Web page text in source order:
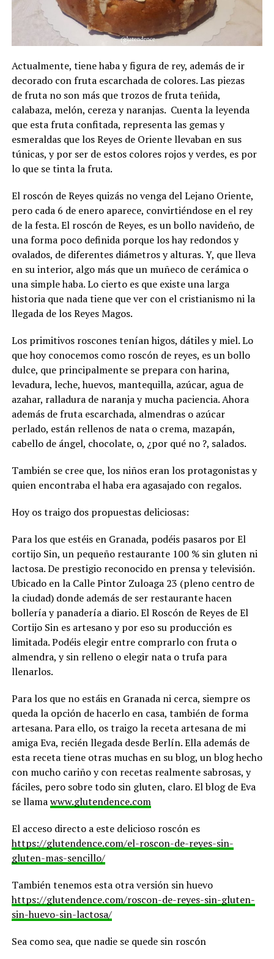
Actualmente, tiene haba y figura de rey, además de ir
decorado con fruta escarchada de colores.Las piezas
de fruta no son más que trozos de fruta teñida,
calabaza, melón, cereza y naranjas. Cuenta la leyenda
que esta fruta confitada, representa las gemas y
esmeraldas que los Reyes de Oriente llevaban en sus
túnicas, y por ser de estos colores rojos y verdes, es por
lo que se tinta la fruta.
El roscón de Reyes quizás no venga del Lejano Oriente,
pero cada 6 de enero aparece, convirtiéndose en el rey
de la festa. El roscón de Reyes, es un bollo navideño, de
una forma poco definida porque los hay redondos y
ovalados, de diferentes diámetros y alturas. Y, que lleva
en su interior, algo más que un muñeco de cerámica o
una simple haba. Lo cierto es que existe una larga
historia que nada tiene que ver con el cristianismo ni la
llegada de los Reyes Magos.
Los primitivos roscones tenían higos, dátiles y miel. Lo
que hoy conocemos como roscón de reyes, es un bollo
dulce, que principalmente se prepara con harina,
levadura, leche, huevos, mantequilla, azúcar, agua de
azahar, ralladura de naranja y mucha paciencia. Ahora
además de fruta escarchada, almendras o azúcar
perlado, están rellenos de nata o crema, mazapán,
cabello de ángel, chocolate, o, ¿por qué no ?, salados.
También se cree que, los niños eran los protagonistas y
quien encontraba el haba era agasajado con regalos.
Hoy os traigo dos propuestas deliciosas:
Para los que estéis en Granada, podéis pasaros por El
cortijo Sin, un pequeño restaurante 100 % sin gluten ni
lactosa. De prestigio reconocido en prensa y televisión.
Ubicado en la Calle Pintor Zuloaga 23 (pleno centro de
la ciudad) donde además de ser restaurante hacen
bollería y panadería a diario. El Roscón de Reyes de El
Cortijo Sin es artesano y por eso su producción es
limitada. Podéis elegir entre comprarlo con fruta o
almendra, y sin relleno o elegir nata o trufa para
llenarlos.
Para los que no estáis en Granada ni cerca, siempre os
queda la opción de hacerlo en casa, también de forma
artesana. Para ello, os traigo la receta artesana de mi
amiga Eva, recién llegada desde Berlín. Ella además de
esta receta tiene otras muchas en su blog, un blog hecho
con mucho cariño y con recetas realmente sabrosas, y
fáciles, pero sobre todo sin gluten, claro. El blog de Eva
se llamawww.glutendence.com
El acceso directo a este delicioso roscón es
https://glutendence.com/el-roscon-de-reyes-sin-
gluten-mas-sencillo/
También tenemos esta otra versión sin huevo
https://glutendence.com/roscon-de-reyes-sin-gluten-
sin-huevo-sin-lactosa/
Sea como sea, que nadie se quede sin roscón